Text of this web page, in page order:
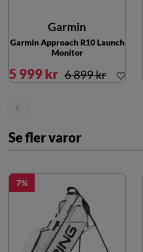
Garmin
Garmin Approach R10 Launch
Monitor
5 999 kr 6 899 kr
Se fler varor
7